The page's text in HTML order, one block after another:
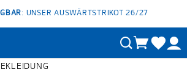
: UNSER AUSWÄRTSTRIKOT 26/27